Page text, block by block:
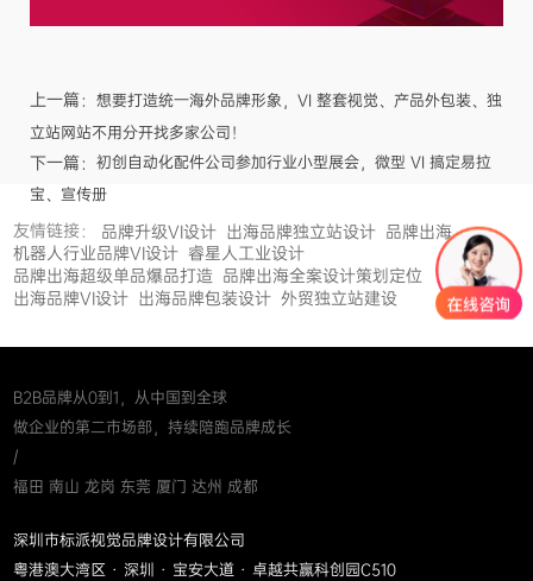
上一篇： 想要打造统一海外品牌形象，VI 整套视觉、产品外包装、独
立站网站不用分开找多家公司！
下一篇： 初创自动化配件公司参加行业小型展会，微型 VI 搞定易拉
宝、宣传册
友情链接： 品牌升级VI设计 出海品牌独立站设计 品牌出海
机器人行业品牌VI设计 睿星人工业设计
品牌出海超级单品爆品打造 品牌出海全案设计策划定位
出海品牌VI设计 出海品牌包装设计 外贸独立站建设
B2B品牌从0到1，从中国到全球
做企业的第二市场部，持续陪跑品牌成长
/
福田 南山 龙岗 东莞 厦门 达州 成都
深圳市标派视觉品牌设计有限公司
粤港澳大湾区 · 深圳 · 宝安大道 · 卓越共赢科创园C510